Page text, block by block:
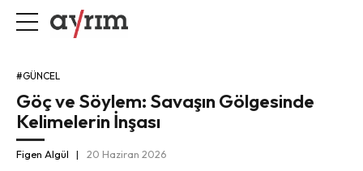
#GÜNCEL
Göç ve Söylem: Savaşın Gölgesinde
Kelimelerin İnşası
Figen Algül 20 Haziran 2026